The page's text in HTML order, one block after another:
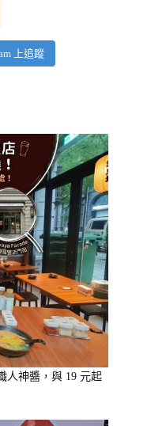
上追蹤
人神醬，與 19 元起